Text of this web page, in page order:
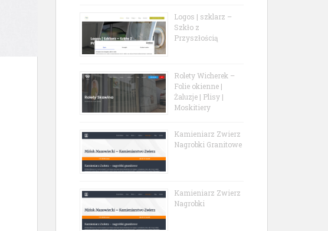
Logos | szklarz –
Szkło z
Przyszłością
Rolety Wicherek –
Folie okienne |
Żaluzje | Plisy |
Moskitiery
Kamieniarz Zwierz
Nagrobki Granitowe
Kamieniarz Zwierz
Nagrobki